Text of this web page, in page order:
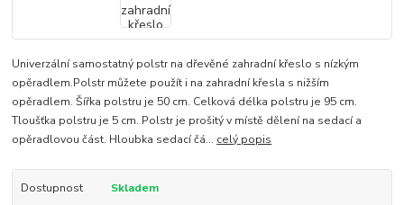
Univerzální samostatný polstr na dřevěné zahradní křeslo s nízkým
opěradlem.Polstr můžete použít i na zahradní křesla s nižším
opěradlem. Šířka polstru je 50 cm. Celková délka polstru je 95 cm.
Tloušťka polstru je 5 cm. Polstr je prošitý v místě dělení na sedací a
opěradlovou část. Hloubka sedací čá... celý popis
Dostupnost Skladem